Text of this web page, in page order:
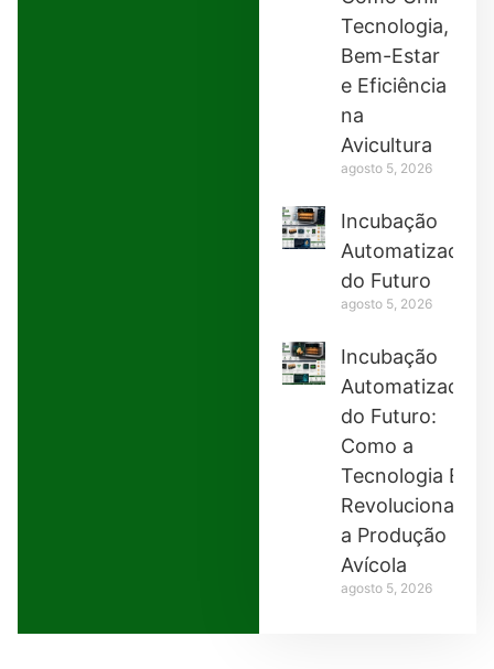
Tecnologia,
Bem-Estar
e Eficiência
na
Avicultura
agosto 5, 2026
Incubação
Automatizada
do Futuro
agosto 5, 2026
Incubação
Automatizada
do Futuro:
Como a
Tecnologia Está
Revolucionando
a Produção
Avícola
agosto 5, 2026